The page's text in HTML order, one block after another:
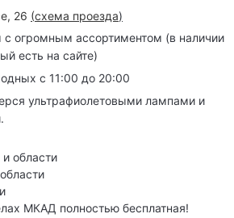
26 (схема проезда)
огромным ассортиментом (в наличии
есть на сайте)
с 11:00 до 20:00
ультрафиолетовыми лампами и
МКАД полностью бесплатная!